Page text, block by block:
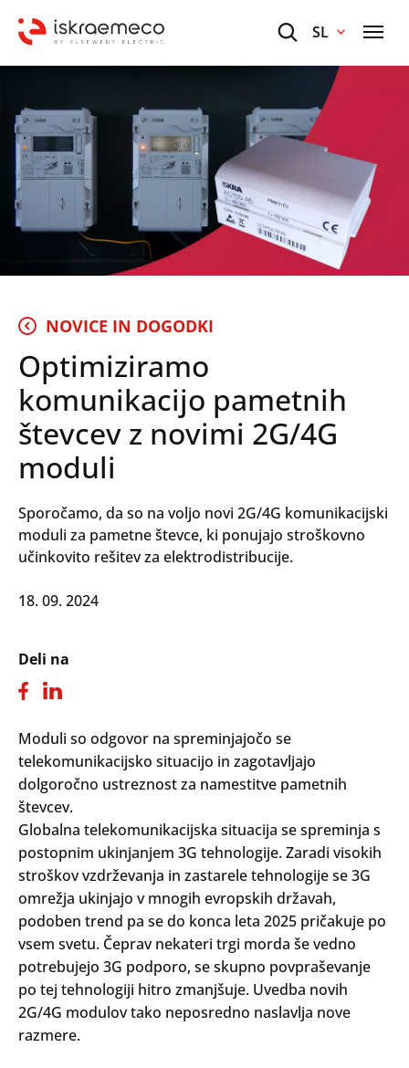
SL
NOVICE IN DOGODKI
Optimiziramo
komunikacijo pametnih
števcev z novimi 2G/4G
moduli
Sporočamo, da so na voljo novi 2G/4G komunikacijski
moduli za pametne števce, ki ponujajo stroškovno
učinkovito rešitev za elektrodistribucije.
18. 09. 2024
Deli na
Moduli so odgovor na spreminjajočo se
telekomunikacijsko situacijo in zagotavljajo
dolgoročno ustreznost za namestitve pametnih
števcev.
Globalna telekomunikacijska situacija se spreminja s
postopnim ukinjanjem 3G tehnologije. Zaradi visokih
stroškov vzdrževanja in zastarele tehnologije se 3G
omrežja ukinjajo v mnogih evropskih državah,
podoben trend pa se do konca leta 2025 pričakuje po
vsem svetu. Čeprav nekateri trgi morda še vedno
potrebujejo 3G podporo, se skupno povpraševanje
po tej tehnologiji hitro zmanjšuje. Uvedba novih
2G/4G modulov tako neposredno naslavlja nove
razmere.